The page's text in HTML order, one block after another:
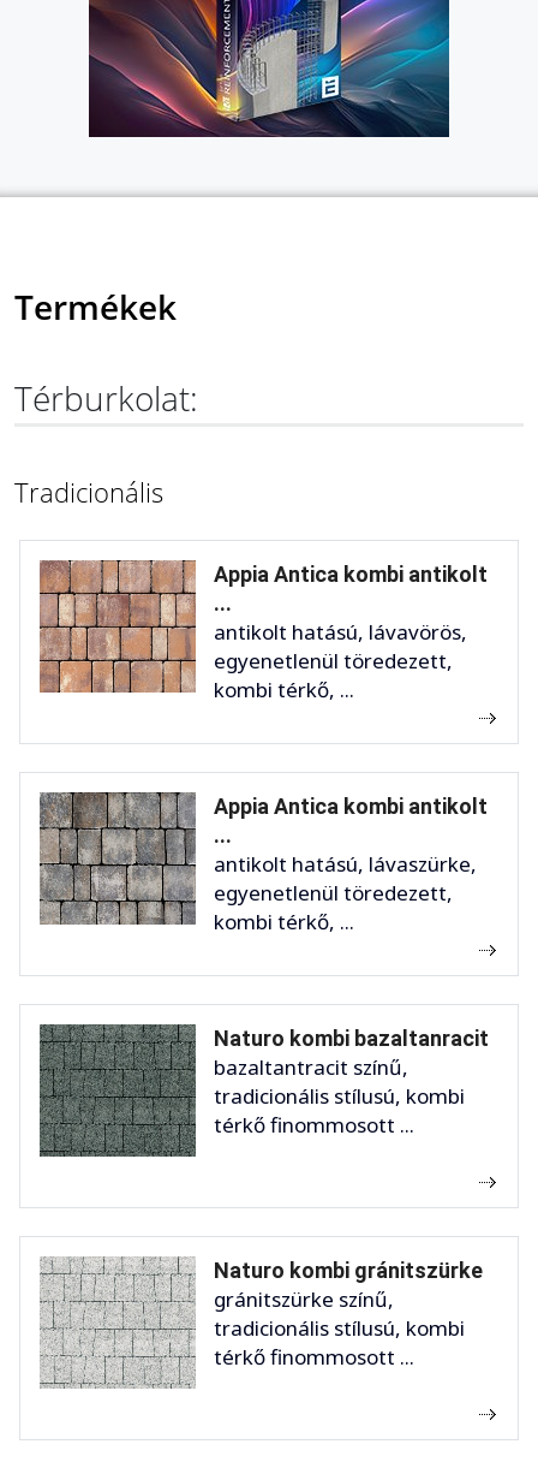
Termékek
Térburkolat:
Tradicionális
Appia Antica kombi antikolt
...
antikolt hatású, lávavörös,
egyenetlenül töredezett,
kombi térkő, ...
Appia Antica kombi antikolt
...
antikolt hatású, lávaszürke,
egyenetlenül töredezett,
kombi térkő, ...
Naturo kombi bazaltanracit
bazaltantracit színű,
tradicionális stílusú, kombi
térkő finommosott ...
Naturo kombi gránitszürke
gránitszürke színű,
tradicionális stílusú, kombi
térkő finommosott ...